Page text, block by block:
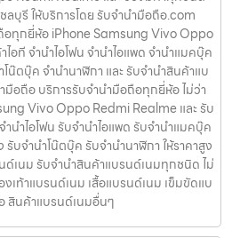
ลบุรี ให้บริการโดย รับจํานํามือถือ.com
อทุกยี่ห้อ iPhone Samsung Vivo Oppo
อที จำนำไอโฟน จำนำไอแพด จำนำแมคบุ๊ค
น๊ตบุ๊ค จำนำนาฬิกา และ รับจำนำสินค้าแบ
มือถือ บริการรับจำนำมือถือทุกยี่ห้อ ไม่ว่า
Vivo Oppo Redmi Realme และ รับ
ำนำไอโฟน รับจำนำไอแพด รับจำนำแมคบุ๊ค
บจำนำโน๊ตบุ๊ค รับจำนำนาฬิกา ให้ราคาสูง
ด์เนม รับจำนำสินค้าแบรนด์เนมทุกชนิด ไม่
งเท้าแบรนด์เนม เสื้อแบรนด์เนม เข็มขัดแบ
สินค้าแบรนด์เนมอื่นๆ